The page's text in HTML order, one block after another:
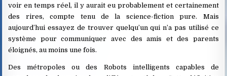
voir en temps réel, il y aurait eu probablement et certainement
des rires, compte tenu de la science-fiction pure. Mais
aujourd’hui essayez de trouver quelqu’un qui n’a pas utilisé ce
système pour communiquer avec des amis et des parents
éloignés, au moins une fois.
Des métropoles ou des Robots intelligents capables de